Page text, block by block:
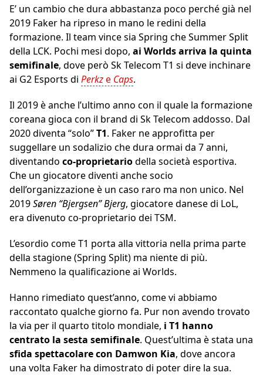
E’ un cambio che dura abbastanza poco perché già nel
2019 Faker ha ripreso in mano le redini della
formazione. Il team vince sia Spring che Summer Split
della LCK. Pochi mesi dopo, ai Worlds arriva la quinta
semifinale, dove però Sk Telecom T1 si deve inchinare
ai G2 Esports di Perkze Caps.
Il 2019 è anche l’ultimo anno con il quale la formazione
coreana gioca con il brand di Sk Telecom addosso. Dal
2020 diventa “solo”T1. Faker ne approfitta per
suggellare un sodalizio che dura ormai da 7 anni,
diventando co-proprietariodella società esportiva.
Che un giocatore diventi anche socio
dell’organizzazione è un caso raro ma non unico. Nel
2019Søren “Bjergsen” Bjerg, giocatore danese di LoL,
era divenuto co-proprietario dei TSM.
L’esordio come T1 porta alla vittoria nella prima parte
della stagione (Spring Split) ma niente di più.
Nemmeno la qualificazione ai Worlds.
Hanno rimediato quest’anno, come vi abbiamo
raccontato qualche giorno fa. Pur non avendo trovato
la via per il quarto titolo mondiale, i T1 hanno
centrato la sesta semifinale. Quest’ultima è stata una
sfida spettacolare con Damwon Kia, dove ancora
una volta Faker ha dimostrato di poter dire la sua.